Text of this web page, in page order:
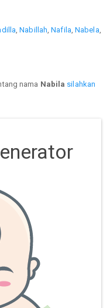
,Nabillah ,Nafila ,Nabela
nama Nabila silahkan